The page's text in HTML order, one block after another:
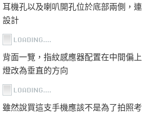
耳機孔以及喇叭開孔位於底部兩側，
設計
背面一覽，指紋感應器配置在中間偏
燈改為垂直的方向
雖然說買這支手機應該不是為了拍照